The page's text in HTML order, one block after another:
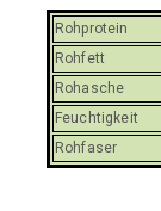
Rohprotein
Rohfett
Rohasche
Feuchtigkeit
Rohfaser